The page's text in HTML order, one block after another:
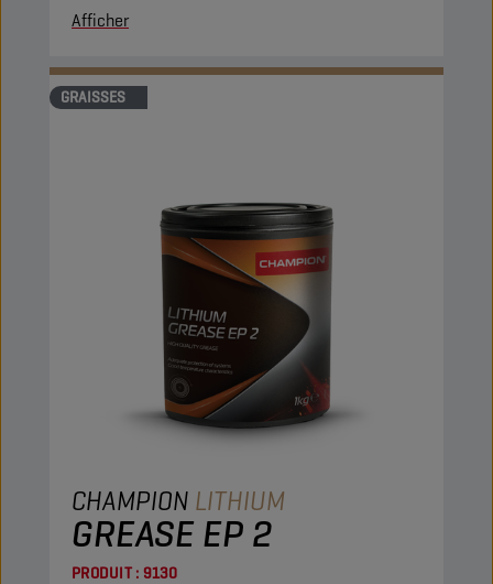
Afficher
GRAISSES
CHAMPION LITHIUM
GREASE EP 2
PRODUIT : 9130